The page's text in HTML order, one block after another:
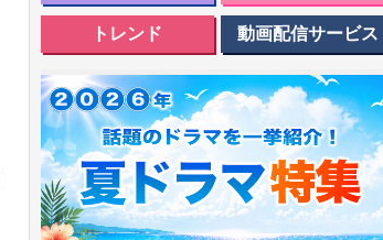
トレンド 動画配信サービス